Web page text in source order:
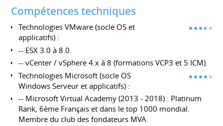
Compétences techniques
Technologies VMware (socle OS et
applicatifs) :
-- ESX 3.0 à 8.0.
-- vCenter / vSphere 4.x à 8 (formations VCP3 et 5 ICM).
Technologies Microsoft (socle OS
Windows Serveur et applicatifs) :
-- Microsoft Virtual Academy (2013 - 2018) : Platinum
Rank, 6ème Français et dans le top 1000 mondial.
Membre du club des fondateurs MVA.